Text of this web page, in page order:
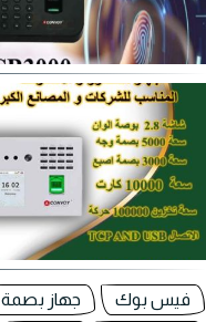
فيس بوك جهاز بصمة